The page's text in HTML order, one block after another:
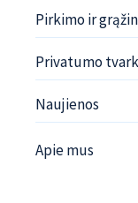
Pirkimo ir
Privatumo
Naujienos
Apie mus